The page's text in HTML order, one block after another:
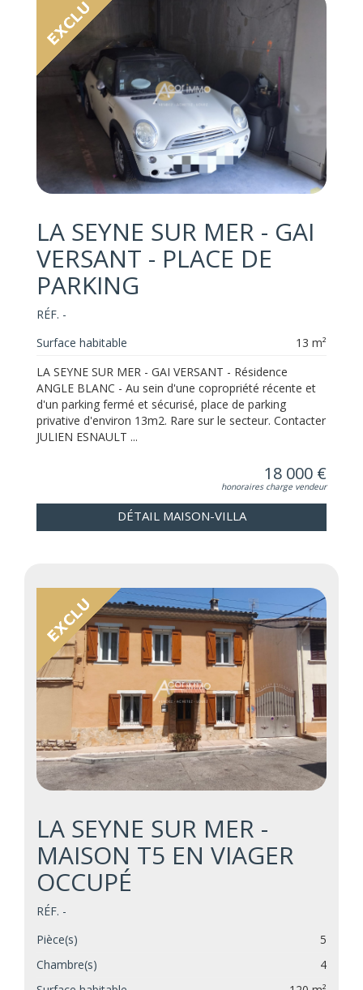
LA SEYNE SUR MER - GAI
VERSANT - PLACE DE
PARKING
RÉF. -
Surface habitable
13 m²
LA SEYNE SUR MER - GAI VERSANT - Résidence
ANGLE BLANC - Au sein d'une copropriété récente et
d'un parking fermé et sécurisé, place de parking
privative d'environ 13m2. Rare sur le secteur. Contacter
JULIEN ESNAULT ...
18 000 €
honoraires charge vendeur
DÉTAIL MAISON-VILLA
LA SEYNE SUR MER -
MAISON T5 EN VIAGER
OCCUPÉ
RÉF. -
Pièce(s)
5
Chambre(s)
4